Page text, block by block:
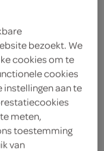
bezoekt. We
cookies om te
cookies
aan te
meten,
toestemming
van